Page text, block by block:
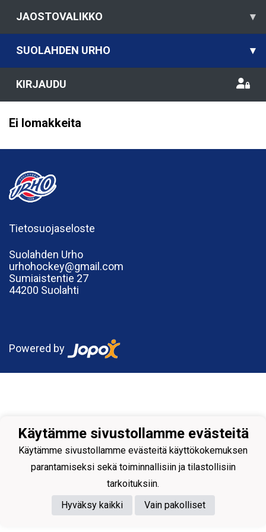
JAOSTOVALIKKO ▾
SUOLAHDEN URHO ▾
KIRJAUDU
Ei lomakkeita
Tietosuojaseloste
Suolahden Urho
urhohockey@gmail.com
Sumiaistentie 27
44200 Suolahti
Powered by
Käytämme sivustollamme evästeitä
Käytämme sivustollamme evästeitä käyttökokemuksen
parantamiseksi sekä toiminnallisiin ja tilastollisiin
tarkoituksiin.
Hyväksy kaikki
Vain pakolliset